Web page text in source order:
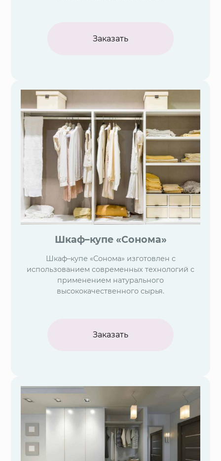
Заказать
Шкаф–купе «Сонома»
Шкаф–купе «Сонома» изготовлен с
использованием современных технологий с
применением натурального
высококачественного сырья.
Заказать